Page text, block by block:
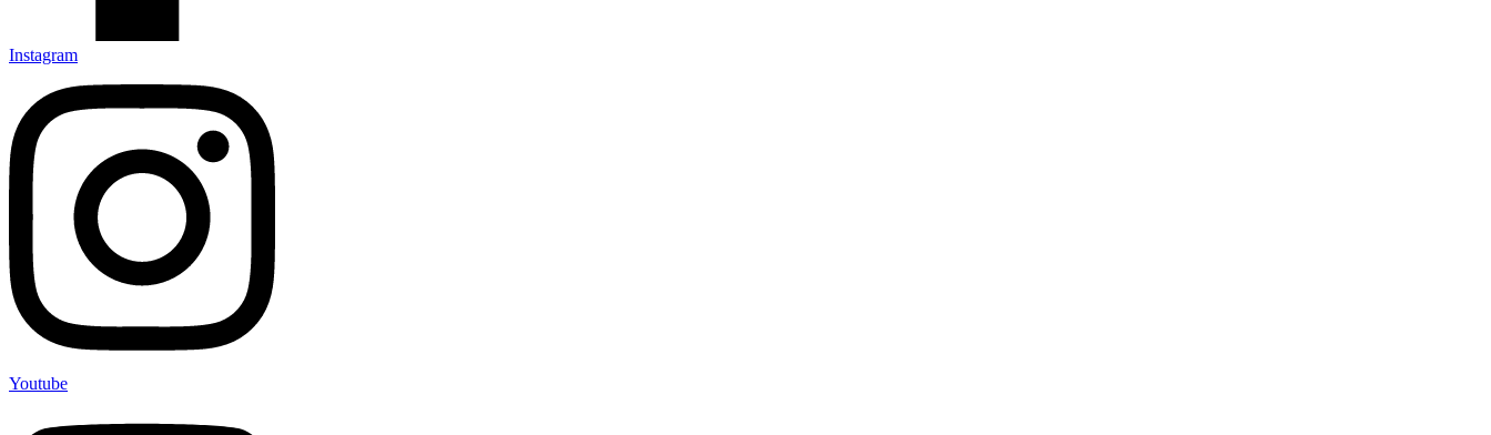
Instagram
Youtube